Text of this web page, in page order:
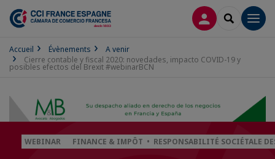
CONNEXION
Accueil Évènements
A venir
Cierre contable y fiscal 2020: novedades, impacto COVID-19 y
posibles efectos del Brexit #webinarBCN
WEBINAR FINANCE & IMPÔT • RESPONSABILITÉ SOCIÉTALE